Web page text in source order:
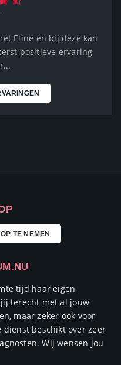
Eline en bij deze kan
positieve ervaring
TE NEMEN
tijd haar eigen
terecht met al jouw
maar zeker ook voor
dienst beschikt over zeer
Wij wensen jou